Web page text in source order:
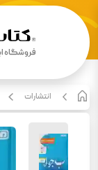
انتشارات